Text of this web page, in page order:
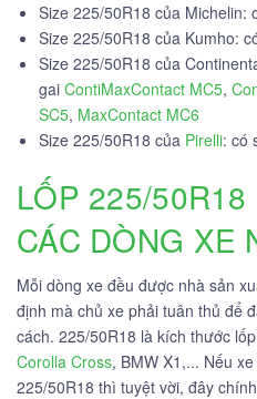
Size 225/50R18 của Michelin:
Size 225/50R18 của Kumho:
Size 225/50R18 của
gai ContiMaxContact MC5,
SC5, MaxContact MC6
Size 225/50R18 của Pirelli: có
LỐP 225/
CÁC DÒNG XE
Mỗi dòng xe đều được nhà sản
định mà chủ xe phải tuân thủ để
cách. 225/50R18 là kích thước
Corolla Cross, BMW X1,... Nếu
225/50R18 thì tuyệt vời, đây